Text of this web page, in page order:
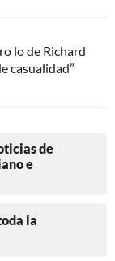
lo de Richard
casualidad”
de
e
la